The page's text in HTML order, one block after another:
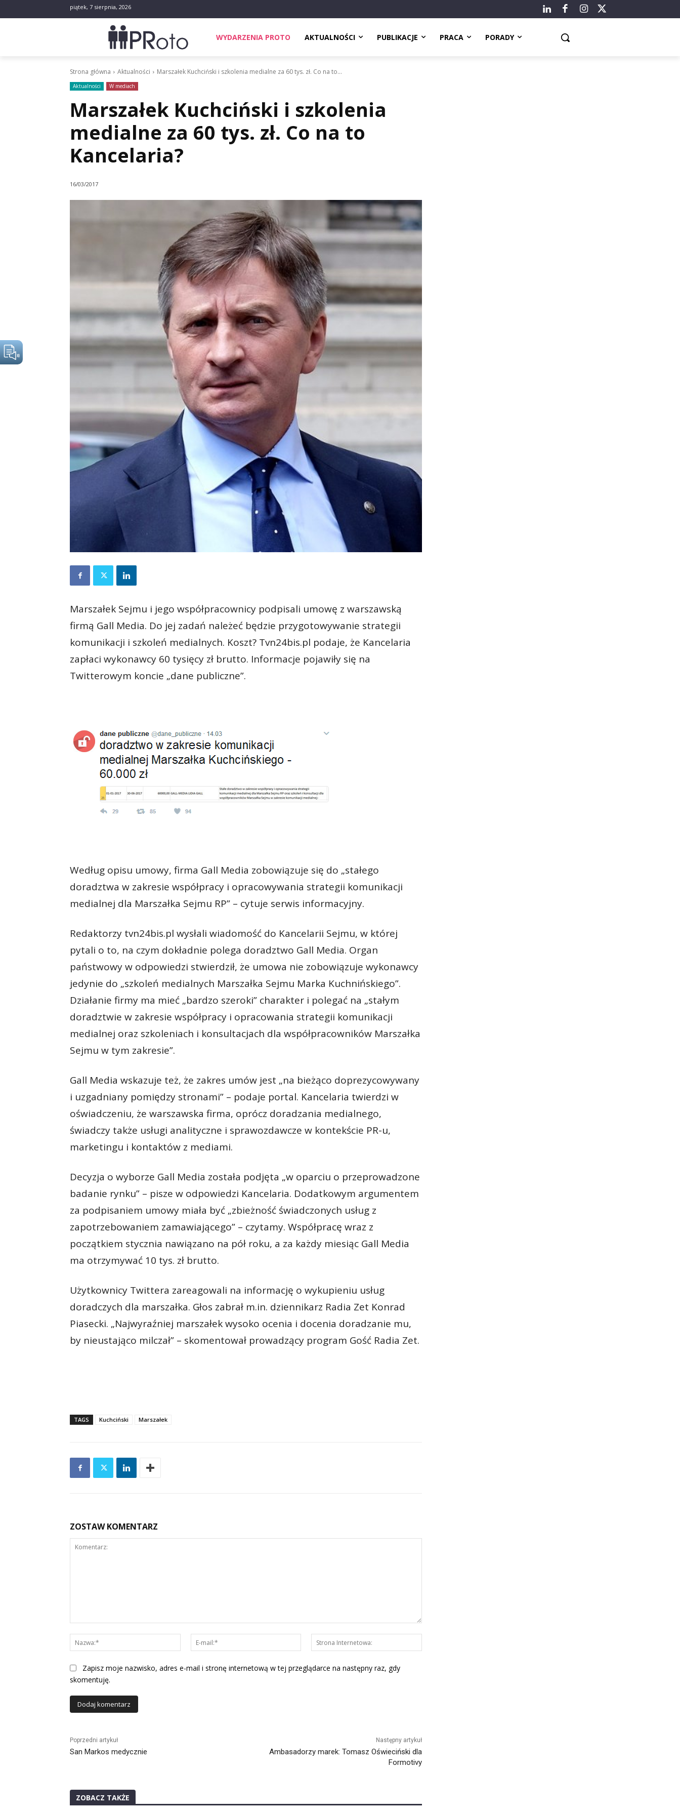
piątek, 7 sierpnia, 2026
WYDARZENIA PROTO AKTUALNOŚCI PUBLIKACJE PRACA PORADY
Strona główna Aktualności Marszałek Kuchciński i szkolenia medialne za 60 tys. zł. Co na to...
Aktualności W mediach
Marszałek Kuchciński i szkolenia
medialne za 60 tys. zł. Co na to
Kancelaria?
16/03/2017
Marszałek Sejmu i jego współpracownicy podpisali umowę z warszawską
firmą Gall Media. Do jej zadań należeć będzie przygotowywanie strategii
komunikacji i szkoleń medialnych. Koszt? Tvn24bis.pl podaje, że Kancelaria
zapłaci wykonawcy 60 tysięcy zł brutto. Informacje pojawiły się na
Twitterowym koncie „dane publiczne”.
Według opisu umowy, firma Gall Media zobowiązuje się do „stałego
doradztwa w zakresie współpracy i opracowywania strategii komunikacji
medialnej dla Marszałka Sejmu RP” – cytuje serwis informacyjny.
Redaktorzy tvn24bis.pl wysłali wiadomość do Kancelarii Sejmu, w której
pytali o to, na czym dokładnie polega doradztwo Gall Media. Organ
państwowy w odpowiedzi stwierdził, że umowa nie zobowiązuje wykonawcy
jedynie do „szkoleń medialnych Marszałka Sejmu Marka Kuchnińskiego”.
Działanie firmy ma mieć „bardzo szeroki” charakter i polegać na „stałym
doradztwie w zakresie współpracy i opracowania strategii komunikacji
medialnej oraz szkoleniach i konsultacjach dla współpracowników Marszałka
Sejmu w tym zakresie”.
Gall Media wskazuje też, że zakres umów jest „na bieżąco doprezycowywany
i uzgadniany pomiędzy stronami” – podaje portal. Kancelaria twierdzi w
oświadczeniu, że warszawska firma, oprócz doradzania medialnego,
świadczy także usługi analityczne i sprawozdawcze w kontekście PR-u,
marketingu i kontaktów z mediami.
Decyzja o wyborze Gall Media została podjęta „w oparciu o przeprowadzone
badanie rynku” – pisze w odpowiedzi Kancelaria. Dodatkowym argumentem
za podpisaniem umowy miała być „zbieżność świadczonych usług z
zapotrzebowaniem zamawiającego” – czytamy. Współpracę wraz z
początkiem stycznia nawiązano na pół roku, a za każdy miesiąc Gall Media
ma otrzymywać 10 tys. zł brutto.
Użytkownicy Twittera zareagowali na informację o wykupieniu usług
doradczych dla marszałka. Głos zabrał m.in. dziennikarz Radia Zet Konrad
Piasecki. „Najwyraźniej marszałek wysoko ocenia i docenia doradzanie mu,
by nieustająco milczał” – skomentował prowadzący program Gość Radia Zet.
TAGS Kuchciński Marszałek
ZOSTAW KOMENTARZ
Nazwa:*
mail:*
Internetowa:
Zapisz moje nazwisko, adres e-mail i stronę internetową w tej przeglądarce na następny raz, gdy
skomentuję.
Poprzedni artykuł
San Markos medycznie
Następny artykuł
Ambasadorzy marek: Tomasz Oświeciński dla
Formotivy
ZOBACZ TAKŻE